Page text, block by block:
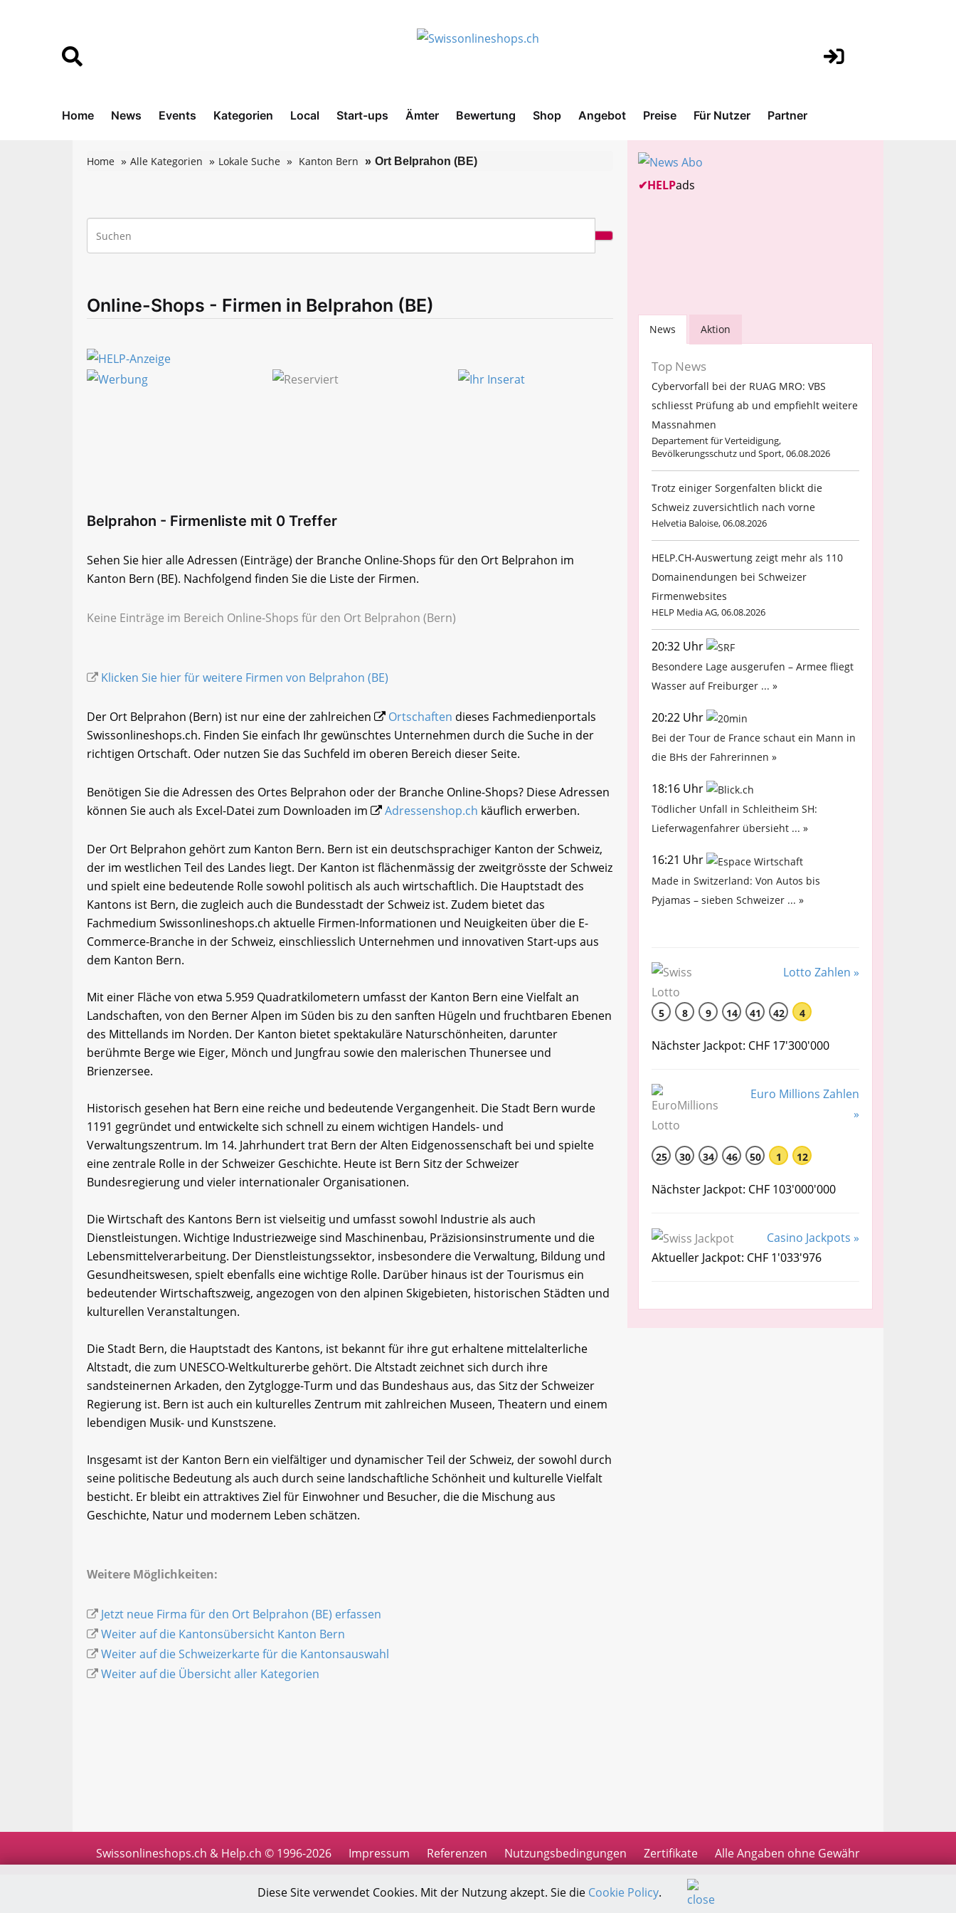
Home News Events Kategorien Local Start-ups Ämter Bewertung Shop Angebot Preise Für Nutzer Partner
Home Alle Kategorien Lokale Suche Kanton Bern Ort Belprahon (BE)
Online-Shops - Firmen in Belprahon (BE)
Belprahon - Firmenliste mit 0 Treffer
Sehen Sie hier alle Adressen (Einträge) der Branche Online-Shops für den Ort Belprahon im
Kanton Bern (BE). Nachfolgend finden Sie die Liste der Firmen.
Keine Einträge im Bereich Online-Shops für den Ort Belprahon (Bern)
Klicken Sie hier für weitere Firmen von Belprahon (BE)
Der Ort Belprahon (Bern) ist nur eine der zahlreichen Ortschaften dieses Fachmedienportals
Swissonlineshops.ch. Finden Sie einfach Ihr gewünschtes Unternehmen durch die Suche in der
richtigen Ortschaft. Oder nutzen Sie das Suchfeld im oberen Bereich dieser Seite.
Benötigen Sie die Adressen des Ortes Belprahon oder der Branche Online-Shops? Diese Adressen
können Sie auch als Excel-Datei zum Downloaden im
Adressenshop.ch käuflich erwerben.
Der Ort Belprahon gehört zum Kanton Bern. Bern ist ein deutschsprachiger Kanton der Schweiz,
der im westlichen Teil des Landes liegt. Der Kanton ist flächenmässig der zweitgrösste der Schweiz
und spielt eine bedeutende Rolle sowohl politisch als auch wirtschaftlich. Die Hauptstadt des
Kantons ist Bern, die zugleich auch die Bundesstadt der Schweiz ist. Zudem bietet das
Fachmedium Swissonlineshops.ch aktuelle Firmen-Informationen und Neuigkeiten über die E-
Commerce-Branche in der Schweiz, einschliesslich Unternehmen und innovativen Start-ups aus
dem Kanton Bern.
Mit einer Fläche von etwa 5.959 Quadratkilometern umfasst der Kanton Bern eine Vielfalt an
Landschaften, von den Berner Alpen im Süden bis zu den sanften Hügeln und fruchtbaren Ebenen
des Mittellands im Norden. Der Kanton bietet spektakuläre Naturschönheiten, darunter
berühmte Berge wie Eiger, Mönch und Jungfrau sowie den malerischen Thunersee und
Brienzersee.
Historisch gesehen hat Bern eine reiche und bedeutende Vergangenheit. Die Stadt Bern wurde
1191 gegründet und entwickelte sich schnell zu einem wichtigen Handels- und
Verwaltungszentrum. Im 14. Jahrhundert trat Bern der Alten Eidgenossenschaft bei und spielte
eine zentrale Rolle in der Schweizer Geschichte. Heute ist Bern Sitz der Schweizer
Bundesregierung und vieler internationaler Organisationen.
Die Wirtschaft des Kantons Bern ist vielseitig und umfasst sowohl Industrie als auch
Dienstleistungen. Wichtige Industriezweige sind Maschinenbau, Präzisionsinstrumente und die
Lebensmittelverarbeitung. Der Dienstleistungssektor, insbesondere die Verwaltung, Bildung und
Gesundheitswesen, spielt ebenfalls eine wichtige Rolle. Darüber hinaus ist der Tourismus ein
bedeutender Wirtschaftszweig, angezogen von den alpinen Skigebieten, historischen Städten und
kulturellen Veranstaltungen.
Die Stadt Bern, die Hauptstadt des Kantons, ist bekannt für ihre gut erhaltene mittelalterliche
Altstadt, die zum UNESCO-Weltkulturerbe gehört. Die Altstadt zeichnet sich durch ihre
sandsteinernen Arkaden, den Zytglogge-Turm und das Bundeshaus aus, das Sitz der Schweizer
Regierung ist. Bern ist auch ein kulturelles Zentrum mit zahlreichen Museen, Theatern und einem
lebendigen Musik- und Kunstszene.
Insgesamt ist der Kanton Bern ein vielfältiger und dynamischer Teil der Schweiz, der sowohl durch
seine politische Bedeutung als auch durch seine landschaftliche Schönheit und kulturelle Vielfalt
besticht. Er bleibt ein attraktives Ziel für Einwohner und Besucher, die die Mischung aus
Geschichte, Natur und modernem Leben schätzen.
Weitere Möglichkeiten:
Jetzt neue Firma für den Ort Belprahon (BE) erfassen
Weiter auf die Kantonsübersicht Kanton Bern
Weiter auf die Schweizerkarte für die Kantonsauswahl
Weiter auf die Übersicht aller Kategorien
✔HELPads
News Aktion
Top News
Cybervorfall bei der RUAG MRO: VBS
schliesst Prüfung ab und empfiehlt weitere
Massnahmen
Departement für Verteidigung,
Bevölkerungsschutz und Sport, 06.08.2026
Trotz einiger Sorgenfalten blickt die
Schweiz zuversichtlich nach vorne
Helvetia Baloise, 06.08.2026
HELP.CH-Auswertung zeigt mehr als 110
Domainendungen bei Schweizer
Firmenwebsites
HELP Media AG, 06.08.2026
20:32 Uhr
Besondere Lage ausgerufen – Armee fliegt
Wasser auf Freiburger ... »
20:22 Uhr
Bei der Tour de France schaut ein Mann in
die BHs der Fahrerinnen »
18:16 Uhr
Tödlicher Unfall in Schleitheim SH:
Lieferwagenfahrer übersieht ... »
16:21 Uhr
Made in Switzerland: Von Autos bis
Pyjamas – sieben Schweizer ... »
Lotto Zahlen »
5 8 9 14 41 42 4
Nächster Jackpot: CHF 17'300'000
Euro Millions Zahlen
»
25 30 34 46 50 1 12
Nächster Jackpot: CHF 103'000'000
Casino Jackpots »
Aktueller Jackpot: CHF 1'033'976
Swissonlineshops.ch & Help.ch © 1996-2026 Impressum Referenzen Nutzungsbedingungen Zertifikate Alle Angaben ohne Gewähr
Diese Site verwendet Cookies. Mit der Nutzung akzept. Sie die Cookie Policy.